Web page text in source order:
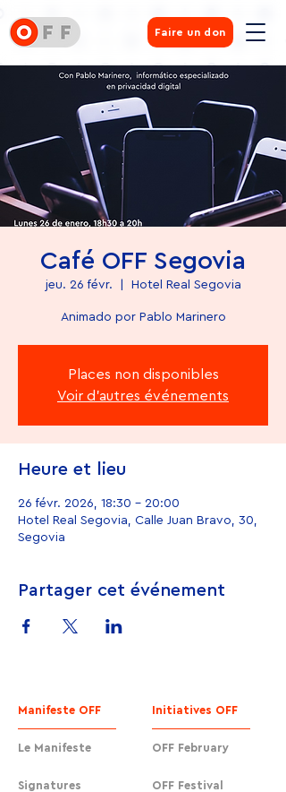
Faire un don
Café OFF Segovia
jeu. 26 févr. Hotel Real Segovia
Animado por Pablo Marinero
Places non disponibles
Voir d'autres événements
Heure et lieu
26 févr. 2026, 18:30 – 20:00
Hotel Real Segovia, Calle Juan Bravo, 30,
Segovia
Partager cet événement
Manifeste OFF
Le Manifeste
Signatures
Initiatives OFF
OFF February
OFF Festival